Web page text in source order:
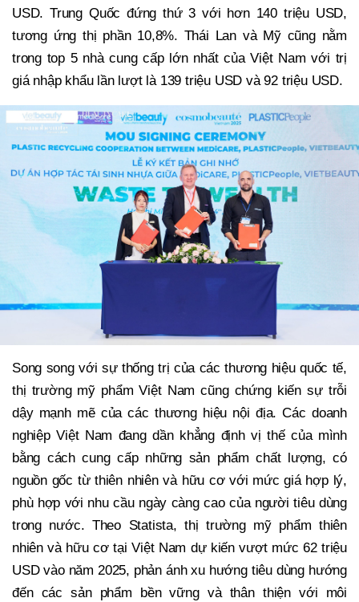
USD. Trung Quốc đứng thứ 3 với hơn 140 triệu USD,
tương ứng thị phần 10,8%. Thái Lan và Mỹ cũng nằm
trong top 5 nhà cung cấp lớn nhất của Việt Nam với trị
giá nhập khẩu lần lượt là 139 triệu USD và 92 triệu USD.
Song song với sự thống trị của các thương hiệu quốc tế,
thị trường mỹ phẩm Việt Nam cũng chứng kiến sự trỗi
dậy mạnh mẽ của các thương hiệu nội địa. Các doanh
nghiệp Việt Nam đang dần khẳng định vị thế của mình
bằng cách cung cấp những sản phẩm chất lượng, có
nguồn gốc từ thiên nhiên và hữu cơ với mức giá hợp lý,
phù hợp với nhu cầu ngày càng cao của người tiêu dùng
trong nước. Theo Statista, thị trường mỹ phẩm thiên
nhiên và hữu cơ tại Việt Nam dự kiến vượt mức 62 triệu
USD vào năm 2025, phản ánh xu hướng tiêu dùng hướng
đến các sản phẩm bền vững và thân thiện với môi